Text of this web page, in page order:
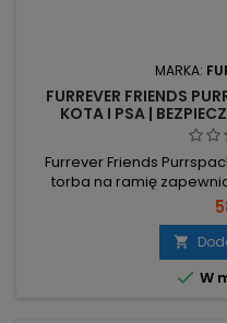
MARKA:
FURREVER FRIENDS
KOTA I PSA |
Furrever Friends
torba na ramię
właściciela podczas
praktyczne otwarcia
cm – odpowiednie
stabilnego transportu.
psów i

 W